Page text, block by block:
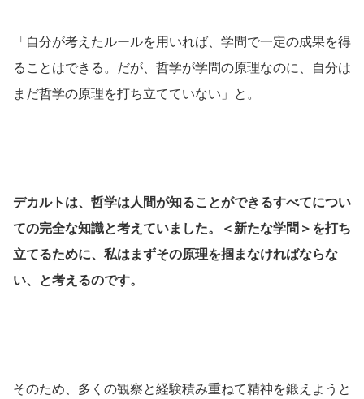
「自分が考えたルールを用いれば、学問で一定の成果を得
ることはできる。だが、哲学が学問の原理なのに、自分は
まだ哲学の原理を打ち立てていない」と。
デカルトは、哲学は人間が知ることができるすべてについ
ての完全な知識と考えていました。＜新たな学問＞を打ち
立てるために、私はまずその原理を掴まなければならな
い、と考えるのです。
そのため、多くの観察と経験積み重ねて精神を鍛えようと